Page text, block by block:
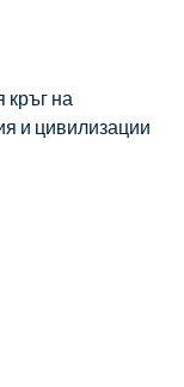
кръг на
и цивилизации